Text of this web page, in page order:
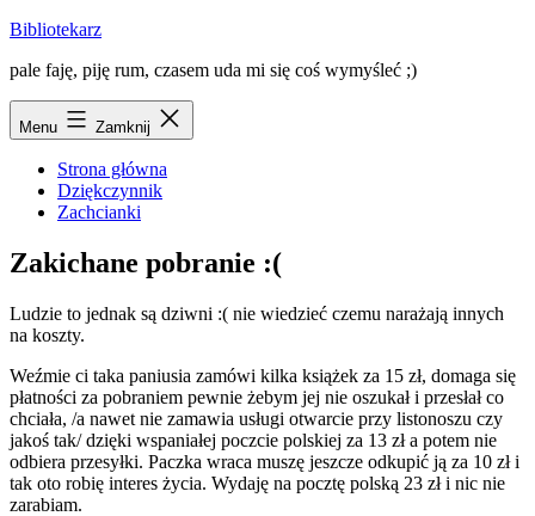
Przejdź
treści
Bibliotekarz
pale faję, piję rum, czasem uda mi się coś wymyśleć ;)
Menu Zamknij
Strona główna
Dziękczynnik
Zachcianki
Zakichane pobranie :(
Ludzie to jednak są dziwni :( nie wiedzieć czemu narażają innych
na koszty.
Weźmie ci taka paniusia zamówi kilka książek za 15 zł, domaga się
płatności za pobraniem pewnie żebym jej nie oszukał i przesłał co
chciała, /a nawet nie zamawia usługi otwarcie przy listonoszu czy
jakoś tak/ dzięki wspaniałej poczcie polskiej za 13 zł a potem nie
odbiera przesyłki. Paczka wraca muszę jeszcze odkupić ją za 10 zł i
tak oto robię interes życia. Wydaję na pocztę polską 23 zł i nic nie
zarabiam.